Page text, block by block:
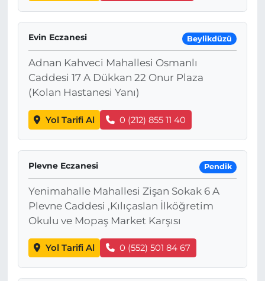
Evin Eczanesi Beylikdüzü
Adnan Kahveci Mahallesi Osmanlı
Caddesi 17 A Dükkan 22 Onur Plaza
(Kolan Hastanesi Yanı)
Yol Tarifi Al 0 (212) 855 11 40
Plevne Eczanesi Pendik
Yenimahalle Mahallesi Zişan Sokak 6 A
Plevne Caddesi ,Kılıçaslan İlköğretim
Okulu ve Mopaş Market Karşısı
Yol Tarifi Al 0 (552) 501 84 67